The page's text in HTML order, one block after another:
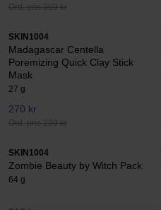
Ord. pris 369 kr
SKIN1004
Madagascar Centella
Poremizing Quick Clay Stick
Mask
27 g
270 kr
Ord. pris 299 kr
SKIN1004
Zombie Beauty by Witch Pack
64 g